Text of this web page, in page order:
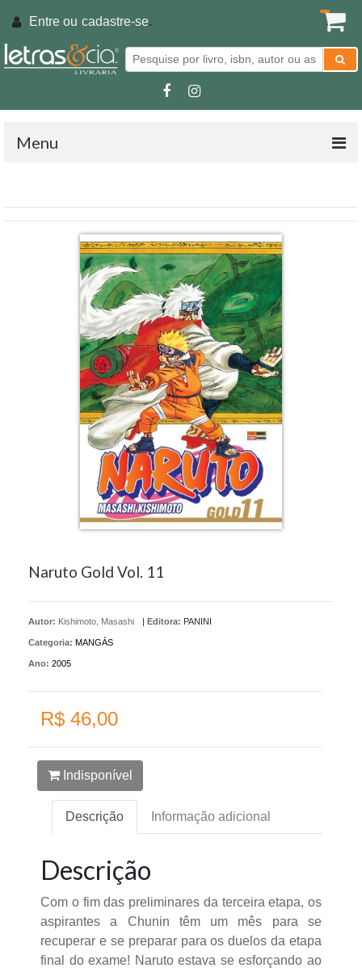
Entre ou cadastre-se.
Menu
Naruto Gold Vol. 11
Autor: Kishimoto, Masashi | Editora: PANINI
Categoria: MANGÁS
Ano: 2005
R$ 46,00
Indisponível
Descrição Informação adicional
Descrição
Com o fim das preliminares da terceira etapa, os
aspirantes a Chunin têm um mês para se
recuperar e se preparar para os duelos da etapa
final do exame! Naruto estava se esforçando ao